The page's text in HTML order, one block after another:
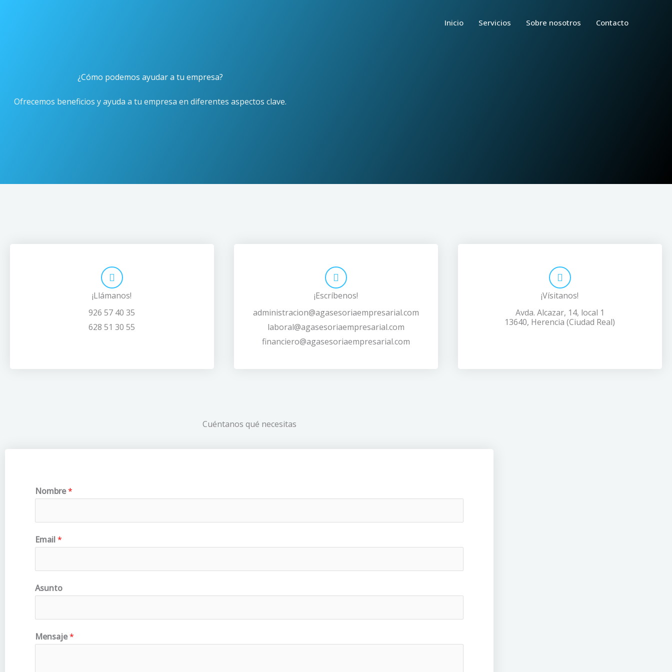
Inicio Servicios Sobre nosotros Contacto
¿Cómo podemos ayudar a tu empresa?
Ofrecemos beneficios y ayuda a tu empresa en diferentes aspectos clave.
¡Llámanos!
926 57 40 35
628 51 30 55
¡Escríbenos!
administracion@agasesoriaempresarial.com
laboral@agasesoriaempresarial.com
financiero@agasesoriaempresarial.com
¡Vísitanos!
Avda. Alcazar, 14, local 1
13640, Herencia (Ciudad Real)
Cuéntanos qué necesitas
Nombre*
Email*
Asunto
Mensaje*